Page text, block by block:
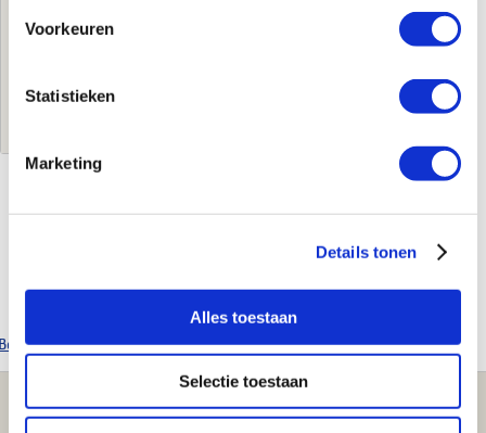
Voorkeuren
Statistieken
Marketing
Details tonen
Alles toestaan
Selectie toestaan
Jouw brutoprijs
Log in voor jouw prijs
Kenmerken
Leverancierscode
GRSC756G
alle Girpi producten
Klantenservice